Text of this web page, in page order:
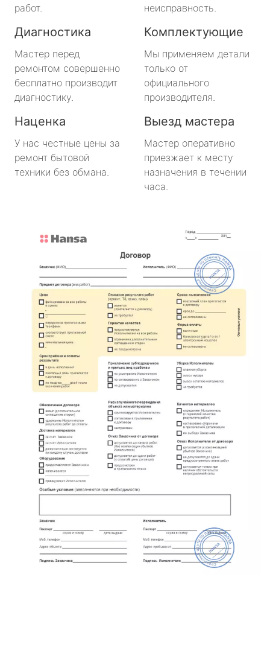
работ.
неисправность.
Диагностика
Мастер перед
ремонтом совершенно
бесплатно производит
диагностику.
Комплектующие
Мы применяем детали
только от
официального
производителя.
Наценка
У нас честные цены за
ремонт бытовой
техники без обмана.
Выезд мастера
Мастер оперативно
приезжает к месту
назначения в течении
часа.